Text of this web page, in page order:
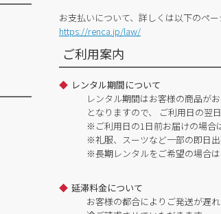
お支払いについて、詳しくは以下のペー
https://renca.jp/law/
ご利用案内
レンタル期間について
レンタル期間はお客様の商品が
となりますので、 ご利用日の翌
※ご利用日の1日前お届けの場合
※礼服、スーツなど一部の即日
※長期レンタルをご希望の場合は
延滞料金について
お客様の都合によりご発送が遅